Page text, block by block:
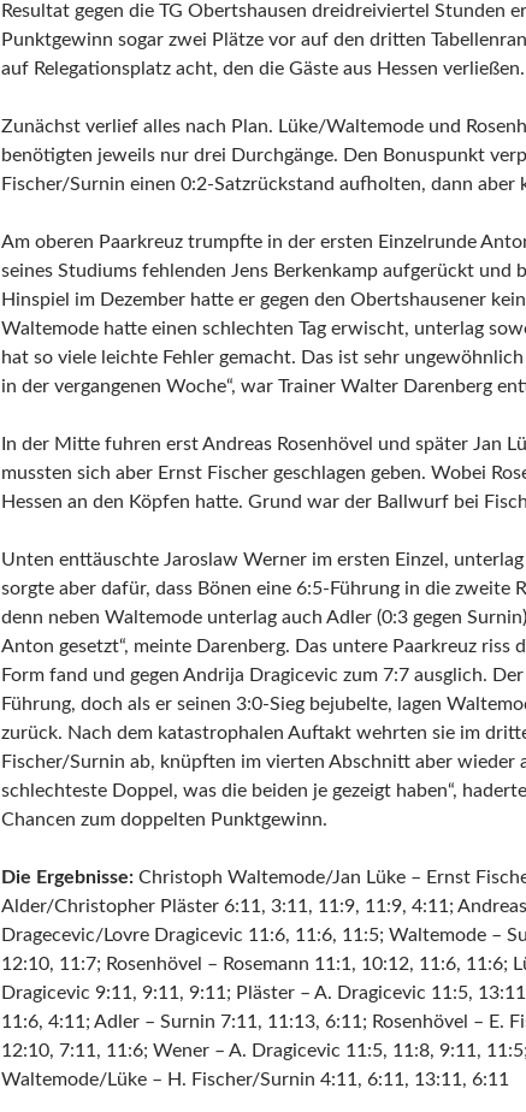
Resultat gegen die TG Obertshausen dreidreiviertel Stunden
Punktgewinn sogar zwei Plätze vor auf den dritten
auf Relegationsplatz acht, den die Gäste aus Hessen verließen.
Zunächst verlief alles nach Plan. Lüke/Waltemode und
benötigten jeweils nur drei Durchgänge. Den Bonuspunkt
Fischer/Surnin einen 0:2-Satzrückstand aufholten, dann aber
Am oberen Paarkreuz trumpfte in der ersten Einzelrunde
seines Studiums fehlenden Jens Berkenkamp aufgerückt und
Hinspiel im Dezember hatte er gegen den Obertshausener
Waltemode hatte einen schlechten Tag erwischt, unterlag
hat so viele leichte Fehler gemacht. Das ist sehr
in der vergangenen Woche“, war Trainer Walter Darenberg
In der Mitte fuhren erst Andreas Rosenhövel und später Jan
mussten sich aber Ernst Fischer geschlagen geben. Wobei
Hessen an den Köpfen hatte. Grund war der Ballwurf bei
Unten enttäuschte Jaroslaw Werner im ersten Einzel,
sorgte aber dafür, dass Bönen eine 6:5-Führung in die zweite
denn neben Waltemode unterlag auch Adler (0:3 gegen
Anton gesetzt“, meinte Darenberg. Das untere Paarkreuz
Form fand und gegen Andrija Dragicevic zum 7:7 ausglich.
Führung, doch als er seinen 3:0-Sieg bejubelte, lagen
zurück. Nach dem katastrophalen Auftakt wehrten sie im
Fischer/Surnin ab, knüpften im vierten Abschnitt aber wieder
schlechteste Doppel, was die beiden je gezeigt haben“,
Chancen zum doppelten Punktgewinn.
Die Ergebnisse: Christoph Waltemode/Jan Lüke – Ernst
Alder/Christopher Pläster 6:11, 3:11, 11:9, 11:9, 4:11;
Dragecevic/Lovre Dragicevic 11:6, 11:6, 11:5; Waltemode –
12:10, 11:7; Rosenhövel – Rosemann 11:1, 10:12, 11:6, 11:6;
Dragicevic 9:11, 9:11, 9:11; Pläster – A. Dragicevic 11:5,
11:6, 4:11; Adler – Surnin 7:11, 11:13, 6:11; Rosenhövel – E.
12:10, 7:11, 11:6; Wener – A. Dragicevic 11:5, 11:8, 9:11,
Waltemode/Lüke – H. Fischer/Surnin 4:11, 6:11, 13:11, 6:11